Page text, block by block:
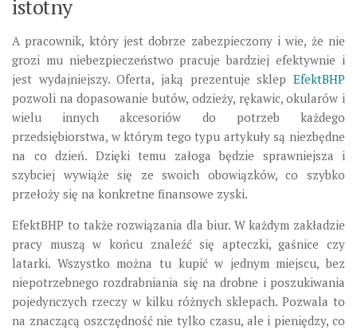
istotny
A pracownik, który jest dobrze zabezpieczony i wie, że nie
grozi mu niebezpieczeństwo pracuje bardziej efektywnie i
jest wydajniejszy. Oferta, jaką prezentuje sklep EfektBHP
pozwoli na dopasowanie butów, odzieży, rękawic, okularów i
wielu innych akcesoriów do potrzeb każdego
przedsiębiorstwa, w którym tego typu artykuły są niezbędne
na co dzień. Dzięki temu załoga będzie sprawniejsza i
szybciej wywiąże się ze swoich obowiązków, co szybko
przełoży się na konkretne finansowe zyski.
EfektBHP to także rozwiązania dla biur. W każdym zakładzie
pracy muszą w końcu znaleźć się apteczki, gaśnice czy
latarki. Wszystko można tu kupić w jednym miejscu, bez
niepotrzebnego rozdrabniania się na drobne i poszukiwania
pojedynczych rzeczy w kilku różnych sklepach. Pozwala to
na znaczącą oszczędność nie tylko czasu, ale i pieniędzy, co